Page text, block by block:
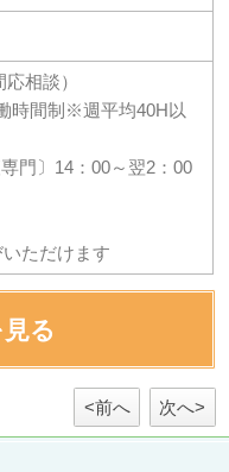
相談）
時間制※週平均40H以
門〕14：00～翌2：00
ただけます
る
<前へ 次へ>